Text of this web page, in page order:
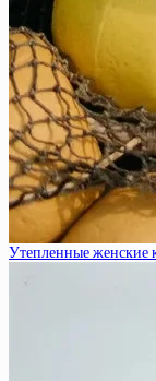
Утепленные женские